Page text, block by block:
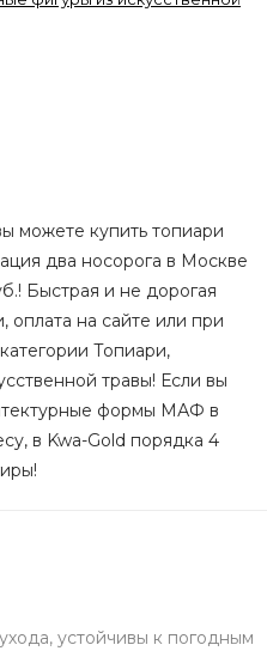
можете купить топиари
два носорога в Москве
Быстрая и не дорогая
оплата на сайте или при
Топиари,
травы! Если вы
формы МАФ в
в Kwa-Gold порядка 4
устойчивы к погодным